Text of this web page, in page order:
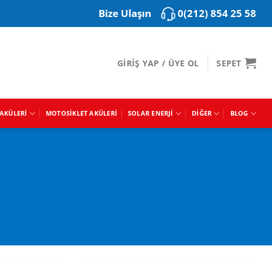
Bize Ulaşın 0(212) 854 25 58
GIRIŞ YAP / ÜYE OL SEPET
MOTOSIKLET AKÜLERI SOLAR ENERJI DIĞER BLOG